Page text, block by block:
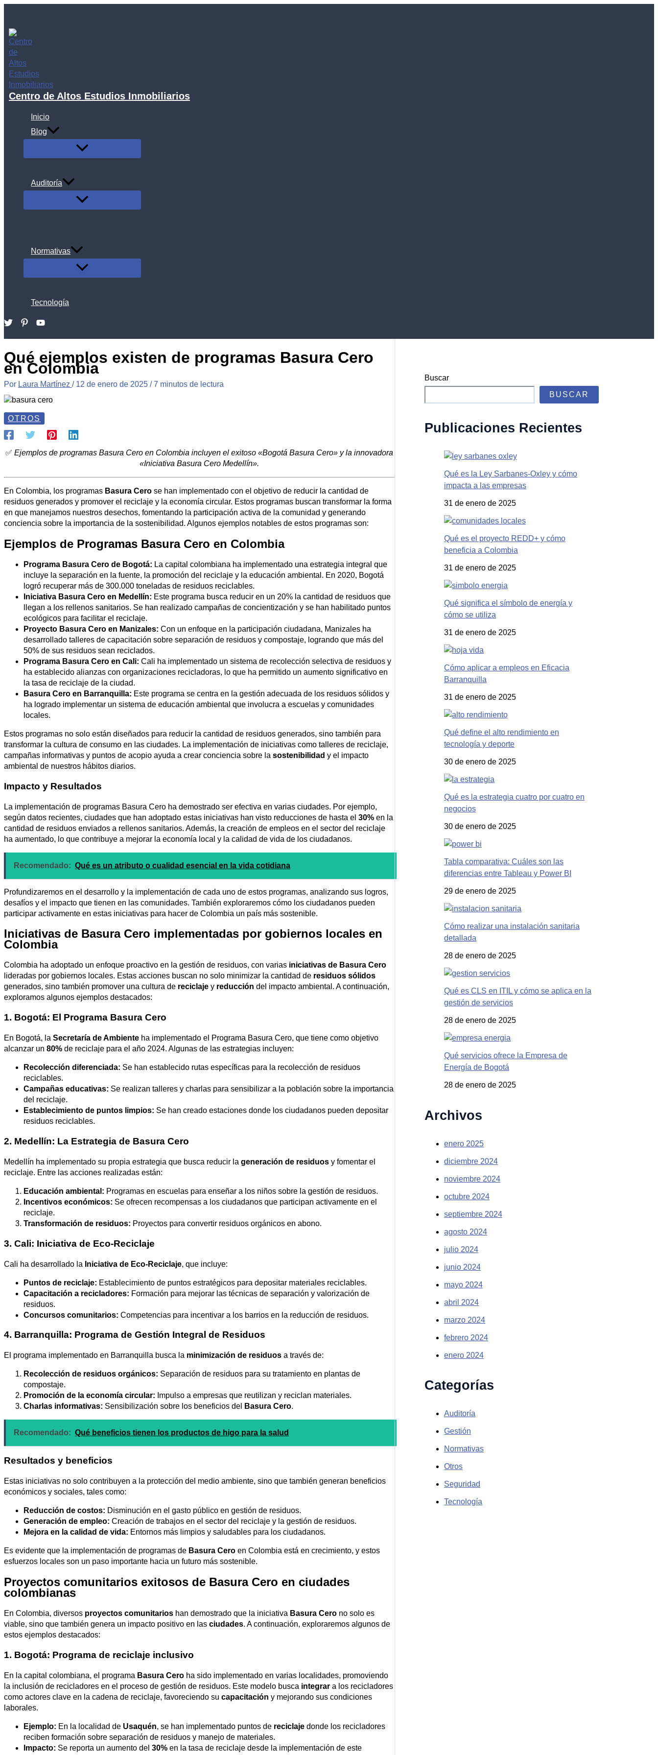
contenido
Centro de Altos Estudios Inmobiliarios
Inicio
Blog
ALTERNAR
Auditoría
ALTERNAR
Normativas
ALTERNAR
Tecnología
Qué ejemplos existen de programas Basura Cero
en Colombia
Por Laura Martínez / 12 de enero de 2025 /7 minutos de lectura
OTROS
✅ Ejemplos de programas Basura Cero en Colombia incluyen el exitoso «Bogotá Basura Cero» y la innovadora
«Iniciativa Basura Cero Medellín».
En Colombia, los programas Basura Cero se han implementado con el objetivo de reducir la cantidad de
residuos generados y promover el reciclaje y la economía circular. Estos programas buscan transformar la forma
en que manejamos nuestros desechos, fomentando la participación activa de la comunidad y generando
conciencia sobre la importancia de la sostenibilidad. Algunos ejemplos notables de estos programas son:
Ejemplos de Programas Basura Cero en Colombia
Programa Basura Cero de Bogotá: La capital colombiana ha implementado una estrategia integral que
incluye la separación en la fuente, la promoción del reciclaje y la educación ambiental. En 2020, Bogotá
logró recuperar más de 300.000 toneladas de residuos reciclables.
Iniciativa Basura Cero en Medellín: Este programa busca reducir en un 20% la cantidad de residuos que
llegan a los rellenos sanitarios. Se han realizado campañas de concientización y se han habilitado puntos
ecológicos para facilitar el reciclaje.
Proyecto Basura Cero en Manizales: Con un enfoque en la participación ciudadana, Manizales ha
desarrollado talleres de capacitación sobre separación de residuos y compostaje, logrando que más del
50% de sus residuos sean reciclados.
Programa Basura Cero en Cali: Cali ha implementado un sistema de recolección selectiva de residuos y
ha establecido alianzas con organizaciones recicladoras, lo que ha permitido un aumento significativo en
la tasa de reciclaje de la ciudad.
Basura Cero en Barranquilla: Este programa se centra en la gestión adecuada de los residuos sólidos y
ha logrado implementar un sistema de educación ambiental que involucra a escuelas y comunidades
locales.
Estos programas no solo están diseñados para reducir la cantidad de residuos generados, sino también para
transformar la cultura de consumo en las ciudades. La implementación de iniciativas como talleres de reciclaje,
campañas informativas y puntos de acopio ayuda a crear conciencia sobre la sostenibilidad y el impacto
ambiental de nuestros hábitos diarios.
Impacto y Resultados
La implementación de programas Basura Cero ha demostrado ser efectiva en varias ciudades. Por ejemplo,
según datos recientes, ciudades que han adoptado estas iniciativas han visto reducciones de hasta el 30% en la
cantidad de residuos enviados a rellenos sanitarios. Además, la creación de empleos en el sector del reciclaje
ha aumentado, lo que contribuye a mejorar la economía local y la calidad de vida de los ciudadanos.
Recomendado: Qué es un atributo o cualidad esencial en la vida cotidiana
Profundizaremos en el desarrollo y la implementación de cada uno de estos programas, analizando sus logros,
desafíos y el impacto que tienen en las comunidades. También exploraremos cómo los ciudadanos pueden
participar activamente en estas iniciativas para hacer de Colombia un país más sostenible.
Iniciativas de Basura Cero implementadas por gobiernos locales en
Colombia
Colombia ha adoptado un enfoque proactivo en la gestión de residuos, con varias iniciativas de Basura Cero
lideradas por gobiernos locales. Estas acciones buscan no solo minimizar la cantidad de residuos sólidos
generados, sino también promover una cultura de reciclaje y reducción del impacto ambiental. A continuación,
exploramos algunos ejemplos destacados:
1. Bogotá: El Programa Basura Cero
En Bogotá, la Secretaría de Ambiente ha implementado el Programa Basura Cero, que tiene como objetivo
alcanzar un 80% de reciclaje para el año 2024. Algunas de las estrategias incluyen:
Recolección diferenciada: Se han establecido rutas específicas para la recolección de residuos
reciclables.
Campañas educativas: Se realizan talleres y charlas para sensibilizar a la población sobre la importancia
del reciclaje.
Establecimiento de puntos limpios: Se han creado estaciones donde los ciudadanos pueden depositar
residuos reciclables.
2. Medellín: La Estrategia de Basura Cero
Medellín ha implementado su propia estrategia que busca reducir la generación de residuos y fomentar el
reciclaje. Entre las acciones realizadas están:
Educación ambiental: Programas en escuelas para enseñar a los niños sobre la gestión de residuos.
Incentivos económicos: Se ofrecen recompensas a los ciudadanos que participan activamente en el
reciclaje.
Transformación de residuos: Proyectos para convertir residuos orgánicos en abono.
3. Cali: Iniciativa de Eco-Reciclaje
Cali ha desarrollado la Iniciativa de Eco-Reciclaje, que incluye:
Puntos de reciclaje: Establecimiento de puntos estratégicos para depositar materiales reciclables.
Capacitación a recicladores: Formación para mejorar las técnicas de separación y valorización de
residuos.
Concursos comunitarios: Competencias para incentivar a los barrios en la reducción de residuos.
4. Barranquilla: Programa de Gestión Integral de Residuos
El programa implementado en Barranquilla busca la minimización de residuos a través de:
Recolección de residuos orgánicos: Separación de residuos para su tratamiento en plantas de
compostaje.
Promoción de la economía circular: Impulso a empresas que reutilizan y reciclan materiales.
Charlas informativas: Sensibilización sobre los beneficios del Basura Cero.
Recomendado: Qué beneficios tienen los productos de higo para la salud
Resultados y beneficios
Estas iniciativas no solo contribuyen a la protección del medio ambiente, sino que también generan beneficios
económicos y sociales, tales como:
Reducción de costos: Disminución en el gasto público en gestión de residuos.
Generación de empleo: Creación de trabajos en el sector del reciclaje y la gestión de residuos.
Mejora en la calidad de vida: Entornos más limpios y saludables para los ciudadanos.
Es evidente que la implementación de programas de Basura Cero en Colombia está en crecimiento, y estos
esfuerzos locales son un paso importante hacia un futuro más sostenible.
Proyectos comunitarios exitosos de Basura Cero en ciudades
colombianas
En Colombia, diversos proyectos comunitarios han demostrado que la iniciativa Basura Cero no solo es
viable, sino que también genera un impacto positivo en las ciudades. A continuación, exploraremos algunos de
estos ejemplos destacados:
1. Bogotá: Programa de reciclaje inclusivo
En la capital colombiana, el programa Basura Cero ha sido implementado en varias localidades, promoviendo
la inclusión de recicladores en el proceso de gestión de residuos. Este modelo busca integrar a los recicladores
como actores clave en la cadena de reciclaje, favoreciendo su capacitación y mejorando sus condiciones
laborales.
Ejemplo: En la localidad de Usaquén, se han implementado puntos de reciclaje donde los recicladores
reciben formación sobre separación de residuos y manejo de materiales.
Impacto: Se reporta un aumento del 30% en la tasa de reciclaje desde la implementación de este
Buscar
BUSCAR
Publicaciones Recientes
Qué es la Ley Sarbanes-Oxley y cómo
impacta a las empresas
31 de enero de 2025
Qué es el proyecto REDD+ y cómo
beneficia a Colombia
31 de enero de 2025
Qué significa el símbolo de energía y
cómo se utiliza
31 de enero de 2025
Cómo aplicar a empleos en Eficacia
Barranquilla
31 de enero de 2025
Qué define el alto rendimiento en
tecnología y deporte
30 de enero de 2025
Qué es la estrategia cuatro por cuatro en
negocios
30 de enero de 2025
Tabla comparativa: Cuáles son las
diferencias entre Tableau y Power BI
29 de enero de 2025
Cómo realizar una instalación sanitaria
detallada
28 de enero de 2025
Qué es CLS en ITIL y cómo se aplica en la
gestión de servicios
28 de enero de 2025
Qué servicios ofrece la Empresa de
Energía de Bogotá
28 de enero de 2025
Archivos
enero 2025
diciembre 2024
noviembre 2024
octubre 2024
septiembre 2024
agosto 2024
julio 2024
junio 2024
mayo 2024
abril 2024
marzo 2024
febrero 2024
enero 2024
Categorías
Auditoría
Gestión
Normativas
Otros
Seguridad
Tecnología